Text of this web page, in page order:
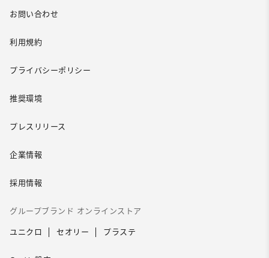
お問い合わせ
利用規約
プライバシーポリシー
推奨環境
プレスリリース
企業情報
採用情報
グループブランド オンラインストア
ユニクロ セオリー プラステ